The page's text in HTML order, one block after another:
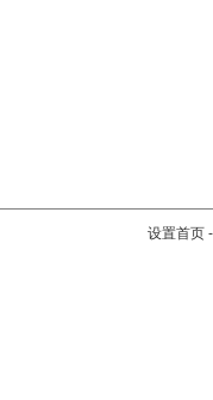
设置首页 -